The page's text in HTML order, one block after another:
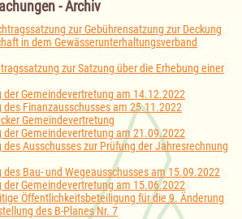
- Archiv
zur Gebührensatzung zur Deckung
in dem Gewässerunterhaltungsverband
zur Satzung über die Erhebung einer
der Gemeindevertretung am 14.12.2022
des Finanzausschusses am 25.11.2022
Gemeindevertretung
der Gemeindevertretung am 21.09.2022
des Ausschusses zur Prüfung der Jahresrechnung
des Bau- und Wegeausschusses am 15.09.2022
der Gemeindevertretung am 15.06.2022
Öffentlichkeitsbeteiligung für die 9. Änderung
des B-Planes Nr. 7